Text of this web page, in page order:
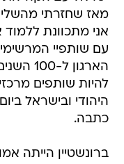
מאז שחזרתי
אני מתכוונת
עם שותפיי
להיות שותפים
היהודי ובישראל
כתבה.
ברונשטיין הייתה